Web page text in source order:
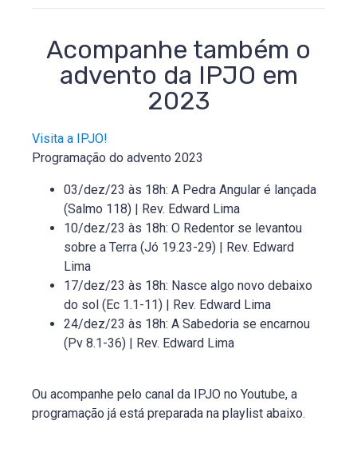
Acompanhe também o
advento da IPJO em
2023
Visita a IPJO!
Programação do advento 2023
03/dez/23 às 18h: A Pedra Angular é lançada
(Salmo 118) | Rev. Edward Lima
10/dez/23 às 18h: O Redentor se levantou
sobre a Terra (Jó 19.23-29) | Rev. Edward
Lima
17/dez/23 às 18h: Nasce algo novo debaixo
do sol (Ec 1.1-11) | Rev. Edward Lima
24/dez/23 às 18h: A Sabedoria se encarnou
(Pv 8.1-36) | Rev. Edward Lima
Ou acompanhe pelo canal da IPJO no Youtube, a
programação já está preparada na playlist abaixo.